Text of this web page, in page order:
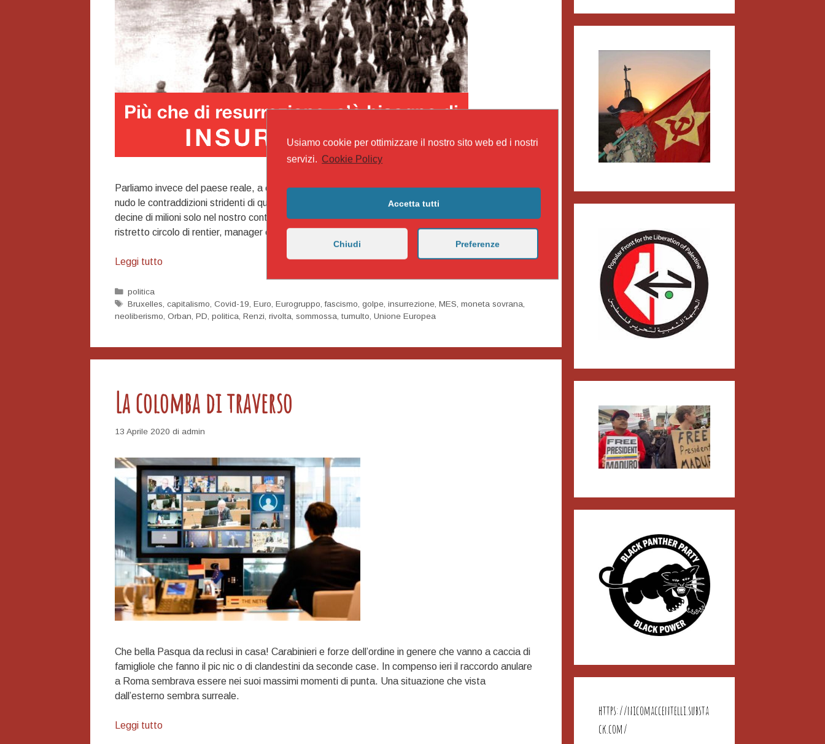
Parliamo invece del paese reale, a cosa stiamo andando incontro. L’evento Covid-19 ha messo a
nudo le contraddizioni stridenti di questo sistema capitalistaneo liberale con miliardi di persone,
decine di milioni solo nel nostro continente, la sua inefficacia, l’avulsità con la vita di tutti, a parte il
ristretto circolo di rentier, manager e oligarchi.
Leggi tuttoPiù
resurrezione
c’è
di
Categorie
politica
Tag
Bruxelles,capitalismo,Covid-19,Euro,Eurogruppo,fascismo,golpe,insurrezione,MES,moneta sovrana,
neoliberismo, Orban, PD, politica, Renzi, rivolta, sommossa, tumulto, Unione Europea
La colomba di traverso
13 Aprile 2020 di admin
Che bella Pasqua da reclusi in casa! Carabinieri e forze dell’ordine in genere che vanno a caccia di
famigliole che fanno il pic nic o di clandestini da seconde case. In compenso ieri il raccordo anulare
a Roma sembrava essere nei suoi massimi momenti di punta. Una situazione che vista
dall’esterno sembra surreale.
Leggi tuttoLa
https://nicomaccentelli.substa
ck.com/
Usiamo cookie per ottimizzare il nostro sito web ed i nostri
servizi. Cookie Policy
Accetta tutti
Chiudi Preferenze